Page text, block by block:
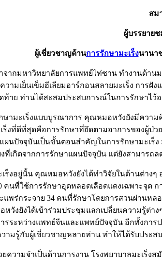
สม
ผู้บรรยาย
ผู้เชี่ยวชาญด้านการรักษามะเร็งนานา
ากมหาวิทยาลัยการแพทย์ไท่ซาน ทำงานด้าน
ามเย็นเข็มฮีเลียมอาร์กอนสลายมะเร็ง การฝั
ท้าย ท่านได้สะสมประสบการณ์ในการรักษาไว้
ามะเร็งแบบบูรณาการ คุณหมอหวังยังมีความ
เร็งที่ดีที่สุดคือการรักษาที่ยึดตามอาการของผู้
นปัจจุบันเป็นขั้นตอนสำคัญในการรักษามะเร็
งที่เกิดจากการรักษาแผนปัจจุบัน แต่ยังสามา
ร็งอยู่นั้น คุณหมอหวังยังได้ทำวิจัยในด้านต่างๆ
คนที่ใช้การรักษาอุดหลอดเลือดแดงเฉพาะจุด
แพร่กระจาย 34 คนที่รักษาโดยการสวนผ่านห
วังยังได้เข้าร่วมประชุมแลกเปลี่ยนความรู้ต่าง
ระหว่างแพทย์จีนและแพทย์ปัจจุบัน อีกทั้งกา
ามรู้กับผู้เชี่ยวชาญหลายท่าน ทำให้ได้รับประ
ยความจำเป็นด้านการงาน โรงพยาบาลมะเ